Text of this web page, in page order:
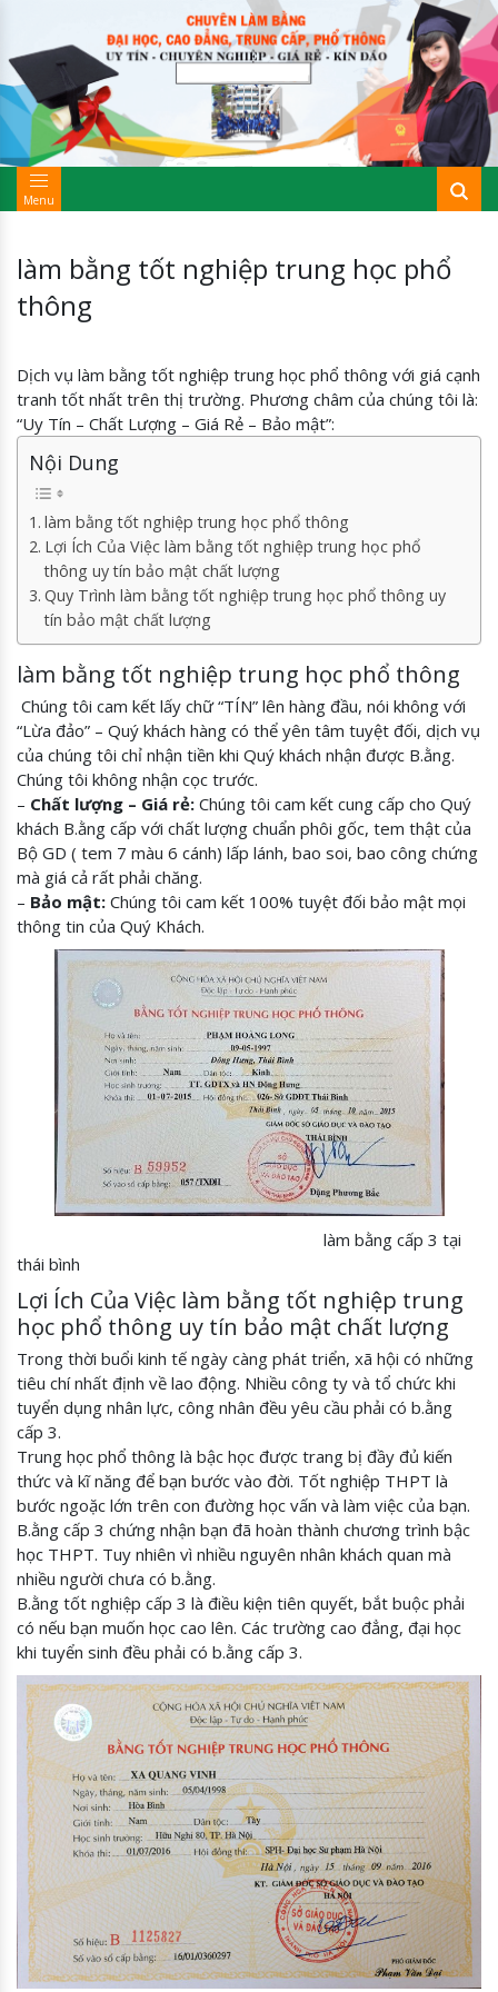
Menu
làm bằng tốt nghiệp trung học phổ
thông
Dịch vụ làm bằng tốt nghiệp trung học phổ thông với giá cạnh
tranh tốt nhất trên thị trường. Phương châm của chúng tôi là:
“Uy Tín – Chất Lượng – Giá Rẻ – Bảo mật”:
Nội Dung
làm bằng tốt nghiệp trung học phổ thông
Lợi Ích Của Việc làm bằng tốt nghiệp trung học phổ
thông uy tín bảo mật chất lượng
Quy Trình làm bằng tốt nghiệp trung học phổ thông uy
tín bảo mật chất lượng
làm bằng tốt nghiệp trung học phổ thông
Chúng tôi cam kết lấy chữ “TÍN” lên hàng đầu, nói không với
“Lừa đảo” – Quý khách hàng có thể yên tâm tuyệt đối, dịch vụ
của chúng tôi chỉ nhận tiền khi Quý khách nhận được B.ằng.
Chúng tôi không nhận cọc trước.
– Chất lượng – Giá rẻ: Chúng tôi cam kết cung cấp cho Quý
khách B.ằng cấp với chất lượng chuẩn phôi gốc, tem thật của
Bộ GD ( tem 7 màu 6 cánh) lấp lánh, bao soi, bao công chứng
mà giá cả rất phải chăng.
– Bảo mật: Chúng tôi cam kết 100% tuyệt đối bảo mật mọi
thông tin của Quý Khách.
làm bằng cấp 3 tại
thái bình
Lợi Ích Của Việc làm bằng tốt nghiệp trung
học phổ thông uy tín bảo mật chất lượng
Trong thời buổi kinh tế ngày càng phát triển, xã hội có những
tiêu chí nhất định về lao động. Nhiều công ty và tổ chức khi
tuyển dụng nhân lực, công nhân đều yêu cầu phải có b.ằng
cấp 3.
Trung học phổ thông là bậc học được trang bị đầy đủ kiến
thức và kĩ năng để bạn bước vào đời. Tốt nghiệp THPT là
bước ngoặc lớn trên con đường học vấn và làm việc của bạn.
B.ằng cấp 3 chứng nhận bạn đã hoàn thành chương trình bậc
học THPT. Tuy nhiên vì nhiều nguyên nhân khách quan mà
nhiều người chưa có b.ằng.
B.ằng tốt nghiệp cấp 3 là điều kiện tiên quyết, bắt buộc phải
có nếu bạn muốn học cao lên. Các trường cao đẳng, đại học
khi tuyển sinh đều phải có b.ằng cấp 3.